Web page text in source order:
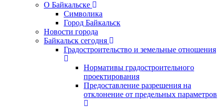
О Байкальске
Символика
Город Байкальск
Новости города
Байкальск сегодня
Градостроительство и земельные отношения
Нормативы градостроительного
проектирования
Предоставление разрешения на
отклонение от предельных параметров